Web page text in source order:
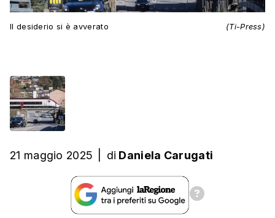
Il desiderio si è avverato (Ti-Press)
21 maggio 2025 di Daniela Carugati